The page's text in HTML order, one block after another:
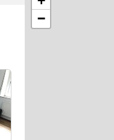
−